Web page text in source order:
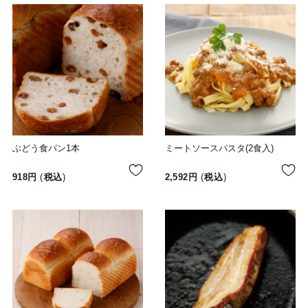
ぶどう食パン1本
918 税込
ミートソースパスタ(2食入)
2,592 税込